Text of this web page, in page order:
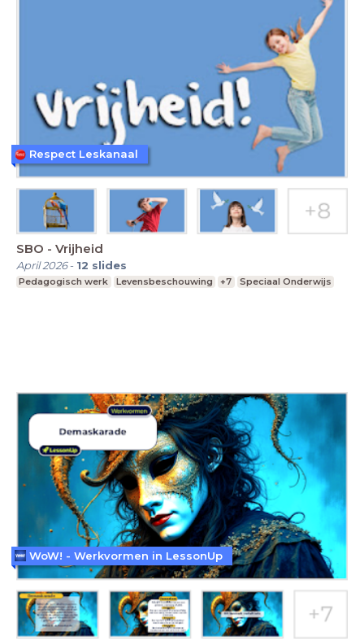
SBO - Vrijheid
April 2026- 12 slides
Pedagogisch werk Levensbeschouwing +7 Speciaal Onderwijs
Respect Leskanaal
WoW! - Werkvormen in LessonUp